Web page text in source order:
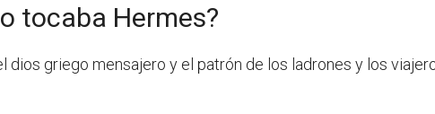
tocaba Hermes?
griego mensajero y el patrón de los ladrones y los